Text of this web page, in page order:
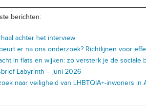
berichten:
achter het interview
er na ons onderzoek? Richtlijnen voor
in flats en wijken: zo versterk je de sociale
Labyrinth – juni 2026
naar veiligheid van LHBTQIA+-inwoners in